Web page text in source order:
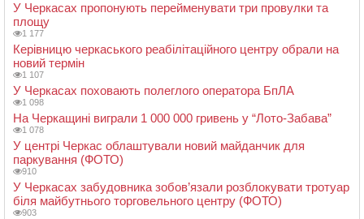
У Черкасах пропонують перейменувати три провулки та
площу
1 177
Керівницю черкаського реабілітаційного центру обрали на
новий термін
1 107
У Черкасах поховають полеглого оператора БпЛА
1 098
На Черкащині виграли 1 000 000 гривень у “Лото-Забава”
1 078
У центрі Черкас облаштували новий майданчик для
паркування (ФОТО)
910
У Черкасах забудовника зобов’язали розблокувати тротуар
біля майбутнього торговельного центру (ФОТО)
903